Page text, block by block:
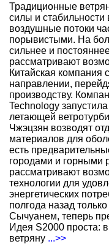
Традиционные
силы и стабильности
воздушные потоки
порывистыми. На
сильнее и
рассматривают
Китайская компания
направлении,
производству.
Technology
летающей
Чжэцзян возводят
материалов для
есть
городами и горными
рассматривают
технологии для
энергетических
полгода назад
Сычуанем, теперь
Идея S2000 проста:
ветряну ...>>